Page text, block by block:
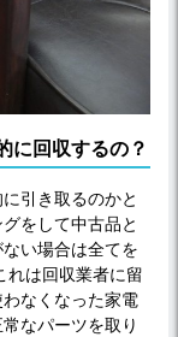
に回収するの？
引き取るのかと
をして中古品と
い場合は全てを
れは回収業者に留
なくなった家電
なパーツを取り